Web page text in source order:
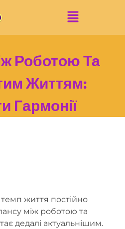
Роботою Та
Життям:
Гармонії
темп життя постійно
між роботою та
дедалі актуальнішим.